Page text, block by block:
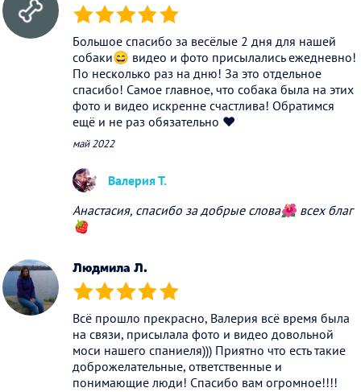
(*) (*) (*) (*) (*)
Большое спасибо за весёлые 2 дня для нашей
собаки😄 видео и фото присылались ежедневно!
По несколько раз на дню! За это отдельное
спасибо! Самое главное, что собака была на этих
фото и видео искренне счастлива! Обратимся
ещё и не раз обязательно ❤
май 2022
Валерия Т.
Анастасия, спасибо за добрые слова🌺 всех благ
🍓
Людмила Л.
(*) (*) (*) (*) (*)
Всё прошло прекрасно, Валерия всё время была
на связи, присылала фото и видео довольной
моси нашего спаниеля))) Приятно что есть такие
доброжелательные, ответственные и
понимающие люди! Спасибо вам огромное!!!!